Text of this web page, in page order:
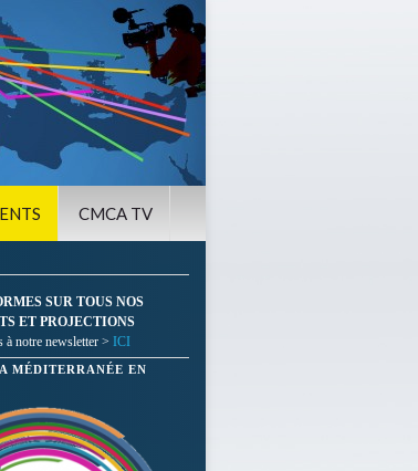
CMCA TV
SUR TOUS NOS
ET PROJECTIONS
à notre newsletter > ICI
MÉDITERRANÉE EN